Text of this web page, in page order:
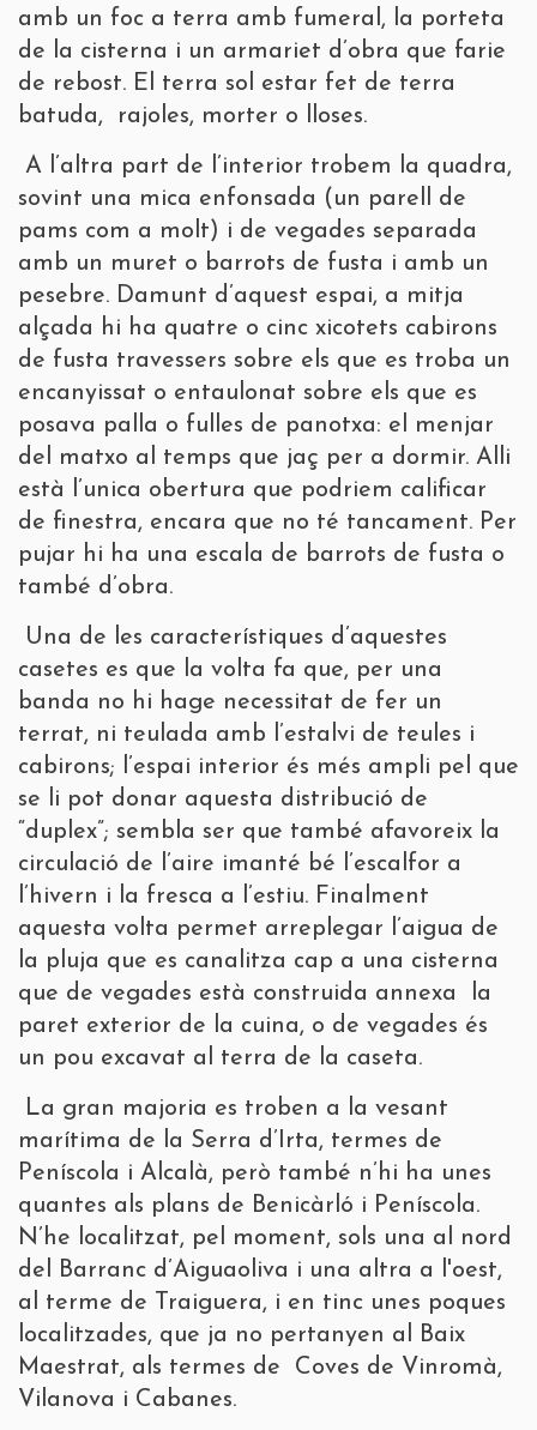
amb un foc a terra amb fumeral, la porteta
de la cisterna i un armariet d’obra que farie
de rebost. El terra sol estar fet de terra
batuda, rajoles, morter o lloses.
A l’altra part de l’interior trobem la quadra,
sovint una mica enfonsada (un parell de
pams com a molt) i de vegades separada
amb un muret o barrots de fusta i amb un
pesebre. Damunt d’aquest espai, a mitja
alçada hi ha quatre o cinc xicotets cabirons
de fusta travessers sobre els que es troba un
encanyissat o entaulonat sobre els que es
posava palla o fulles de panotxa: el menjar
del matxo al temps que jaç per a dormir. Alli
està l’unica obertura que podriem calificar
de finestra, encara que no té tancament. Per
pujar hi ha una escala de barrots de fusta o
també d’obra.
Una de les característiques d’aquestes
casetes es que la volta fa que, per una
banda no hi hage necessitat de fer un
terrat, ni teulada amb l’estalvi de teules i
cabirons; l’espai interior és més ampli pel que
se li pot donar aquesta distribució de
“duplex”; sembla ser que també afavoreix la
circulació de l’aire imanté bé l’escalfor a
l’hivern i la fresca a l’estiu. Finalment
aquesta volta permet arreplegar l’aigua de
la pluja que es canalitza cap a una cisterna
que de vegades està construida annexa la
paret exterior de la cuina, o de vegades és
un pou excavat al terra de la caseta.
La gran majoria es troben a la vesant
marítima de la Serra d’Irta, termes de
Peníscola i Alcalà, però també n’hi ha unes
quantes als plans de Benicàrló i Peníscola.
N’he localitzat, pel moment, sols una al nord
del Barranc d’Aiguaoliva i una altra a l'oest,
al terme de Traiguera, i en tinc unes poques
localitzades, que ja no pertanyen al Baix
Maestrat, als termes de Coves de Vinromà,
Vilanova i Cabanes.